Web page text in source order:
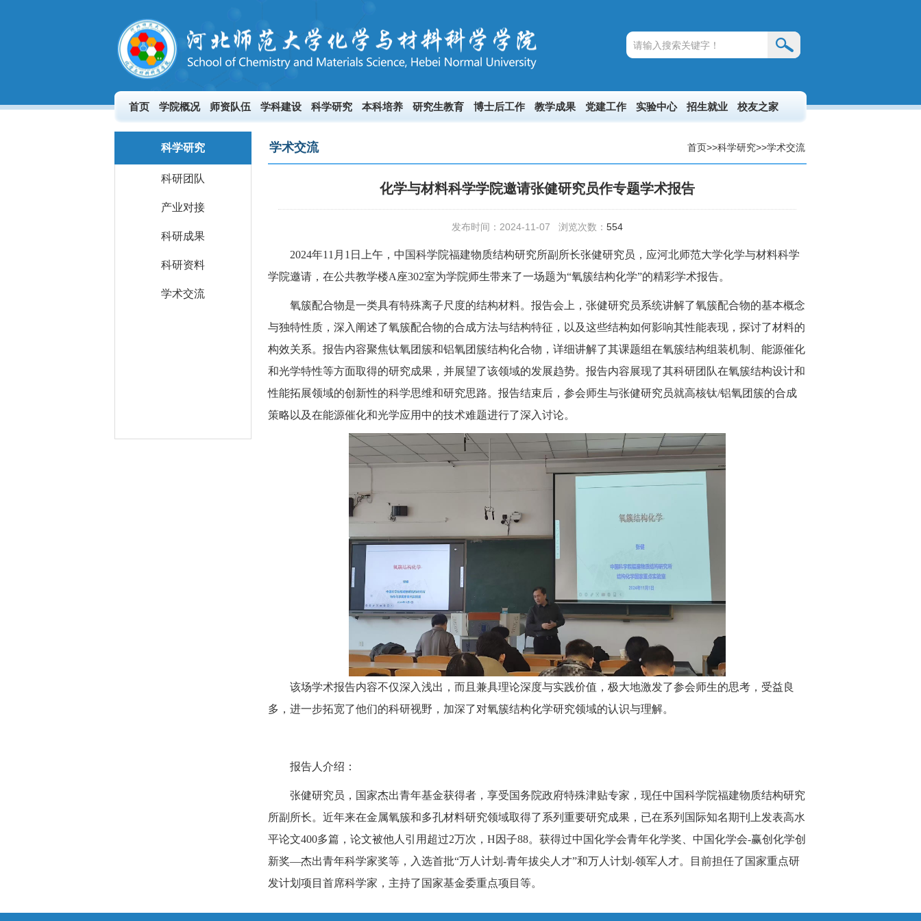
首页 学院概况 师资队伍 学科建设 科学研究 本科培养 研究生教育 博士后工作 教学成果 党建工作 实验中心 招生就业 校友之家
科学研究
科研团队
产业对接
科研成果
科研资料
学术交流
首页>>科学研究>>学术交流
学术交流
化学与材料科学学院邀请张健研究员作专题学术报告
发布时间：2024-11-07 浏览次数： 554
2024年11月1日上午，中国科学院福建物质结构研究所副所长张健研究员，应河北师范大学化学与材料科学
学院邀请，在公共教学楼A座302室为学院师生带来了一场题为“氧簇结构化学”的精彩学术报告。
氧簇配合物是一类具有特殊离子尺度的结构材料。报告会上，张健研究员系统讲解了氧簇配合物的基本概念
与独特性质，深入阐述了氧簇配合物的合成方法与结构特征，以及这些结构如何影响其性能表现，探讨了材料的
构效关系。报告内容聚焦钛氧团簇和铝氧团簇结构化合物，详细讲解了其课题组在氧簇结构组装机制、能源催化
和光学特性等方面取得的研究成果，并展望了该领域的发展趋势。报告内容展现了其科研团队在氧簇结构设计和
性能拓展领域的创新性的科学思维和研究思路。报告结束后，参会师生与张健研究员就高核钛/铝氧团簇的合成
策略以及在能源催化和光学应用中的技术难题进行了深入讨论。
该场学术报告内容不仅深入浅出，而且兼具理论深度与实践价值，极大地激发了参会师生的思考，受益良
多，进一步拓宽了他们的科研视野，加深了对氧簇结构化学研究领域的认识与理解。
报告人介绍：
张健研究员，国家杰出青年基金获得者，享受国务院政府特殊津贴专家，现任中国科学院福建物质结构研究
所副所长。近年来在金属氧簇和多孔材料研究领域取得了系列重要研究成果，已在系列国际知名期刊上发表高水
平论文400多篇，论文被他人引用超过2万次，H因子88。获得过中国化学会青年化学奖、中国化学会-赢创化学创
新奖—杰出青年科学家奖等，入选首批“万人计划-青年拔尖人才”和万人计划-领军人才。目前担任了国家重点研
发计划项目首席科学家，主持了国家基金委重点项目等。